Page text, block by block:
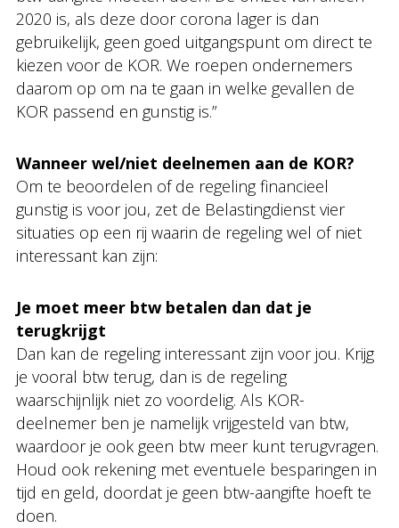
2020 is, als deze door corona lager is dan
gebruikelijk, geen goed uitgangspunt om direct te
kiezen voor de KOR. We roepen ondernemers
daarom op om na te gaan in welke gevallen de
KOR passend en gunstig is.”
Wanneer wel/niet deelnemen aan de KOR?
Om te beoordelen of de regeling financieel
gunstig is voor jou, zet de Belastingdienst vier
situaties op een rij waarin de regeling wel of niet
interessant kan zijn:
Je moet meer btw betalen dan dat je
terugkrijgt
Dan kan de regeling interessant zijn voor jou. Krijg
je vooral btw terug, dan is de regeling
waarschijnlijk niet zo voordelig. Als KOR-
deelnemer ben je namelijk vrijgesteld van btw,
waardoor je ook geen btw meer kunt terugvragen.
Houd ook rekening met eventuele besparingen in
tijd en geld, doordat je geen btw-aangifte hoeft te
doen.